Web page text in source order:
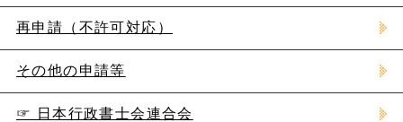
再申請（不許可対応）
その他の申請等
☞ 日本行政書士会連合会